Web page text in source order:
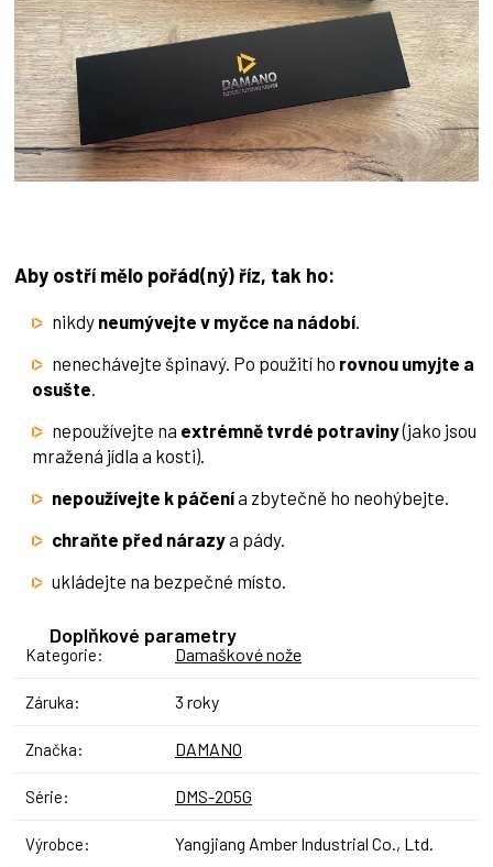
Aby ostří mělo pořád(ný) říz, tak ho:
nikdy neumývejte v myčce na nádobí
nenechávejte špinavý. Po použití ho rovnou umyjte a
osušte
nepoužívejte na extrémně tvrdé potraviny(jako jsou
mražená jídla a kosti).
nepoužívejte k páčenía zbytečně ho neohýbejte.
chraňte před nárazya pády.
ukládejte na bezpečné místo.
Doplňkové parametry
Kategorie: Damaškové nože
Záruka: 3 roky
Značka: DAMANO
Série: DMS-205G
Výrobce: Yangjiang Amber Industrial Co., Ltd.